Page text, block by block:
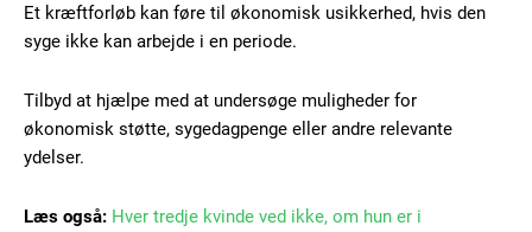
Et kræftforløb kan føre til økonomisk usikkerhed, hvis den
syge ikke kan arbejde i en periode.
Tilbyd at hjælpe med at undersøge muligheder for
økonomisk støtte, sygedagpenge eller andre relevante
ydelser.
Læs også: Hver tredje kvinde ved ikke, om hun er i